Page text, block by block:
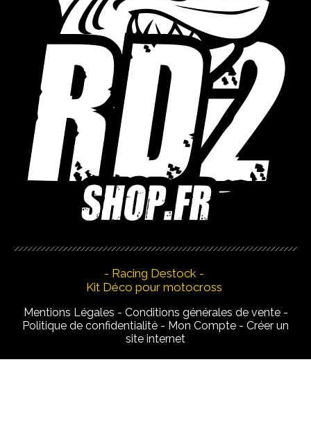
- Racing Destock -
Kit Déco pour motocross
Mentions Légales
Conditions générales de vente
Politique de confidentialité
Mon Compte
Créer un
site internet